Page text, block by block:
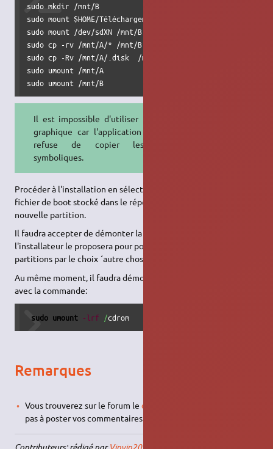
sudo mkdir /mnt/B
sudo mount $HOME/Téléchargements/ubuntu*.iso  /mnt/A
sudo mount /dev/sdXN /mnt/B
sudo cp -rv /mnt/A/* /mnt/B
sudo cp -Rv /mnt/A/.disk  /mnt/B  && sync
sudo umount /mnt/A
sudo umount /mnt/B
Il est impossible d'utiliser le mode
graphique car l'application
refuse de copier les liens
symboliques.
Procéder à l'installation en sélectionnant, par le bios EFI, le
fichier de boot stocké dans le répertoire EFI/boot de cette
nouvelle partition.
Il faudra accepter de démonter la partition de boot lorsque
l'installateur le proposera pour pouvoir créer ou modifier des
partitions par le choix ´autre chose ´.
Au même moment, il faudra démonter le support d'installation
avec la commande:
sudo umount -lrf /cdrom
Remarques
Vous trouverez sur le forum le didacticiel original
pas à poster vos commentaires et remarques.